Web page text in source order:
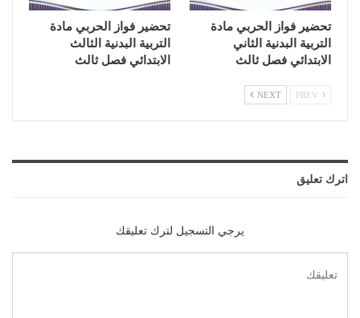
تحضير فواز الحربي مادة
التربية البدنية الثاني
الابتدائي فصل ثالث
تحضير فواز الحربي مادة
التربية البدنية الثالث
الابتدائي فصل ثالث
NEXT
اترك تعليق
يرجي التسجيل لترك تعليقك